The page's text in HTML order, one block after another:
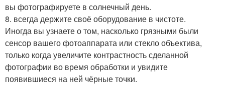
вы фотографируете в солнечный день.
8. всегда держите своё оборудование в чистоте.
Иногда вы узнаете о том, насколько грязными были
сенсор вашего фотоаппарата или стекло объектива,
только когда увеличите контрастность сделанной
фотографии во время обработки и увидите
появившиеся на ней чёрные точки.